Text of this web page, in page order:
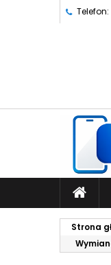
Telefon:
Strona